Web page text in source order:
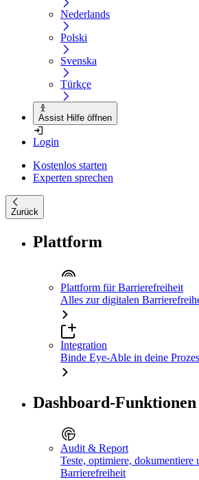
Nederlands
Polski
Svenska
Türkçe
Assist Hilfe öffnen
Login
Kostenlos starten
Experten sprechen
Zurück
Plattform
Plattform für Barrierefreiheit
Alles zur digitalen
Integration
Binde Eye-Able in deine
Dashboard-Funktionen
Audit & Report
Teste, optimiere, dokumentiere
Barrierefreiheit